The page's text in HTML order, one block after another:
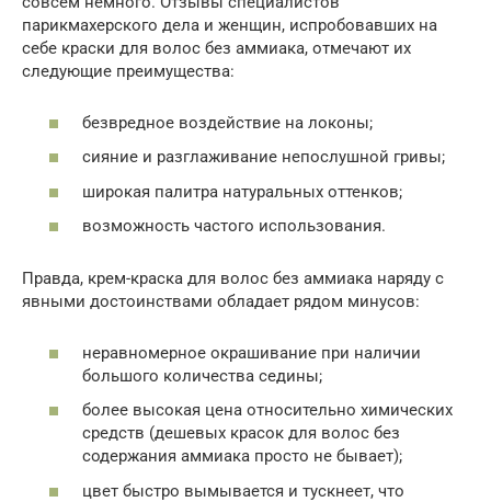
парикмахерского дела и женщин, испробовавших на
себе краски для волос без аммиака, отмечают их
следующие преимущества:
безвредное воздействие на локоны;
сияние и разглаживание непослушной гривы;
широкая палитра натуральных оттенков;
возможность частого использования.
Правда, крем-краска для волос без аммиака наряду с
явными достоинствами обладает рядом минусов:
неравномерное окрашивание при наличии
большого количества седины;
более высокая цена относительно химических
средств (дешевых красок для волос без
содержания аммиака просто не бывает);
цвет быстро вымывается и тускнеет, что